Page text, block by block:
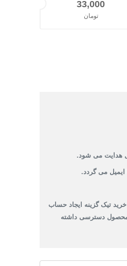
قیمت اصلی: 41,000تومان بود.
33,000
تومان
هدایت می شود.
می گردد.
تیک گزینه ایجاد حساب
محصول دسترسی داشته